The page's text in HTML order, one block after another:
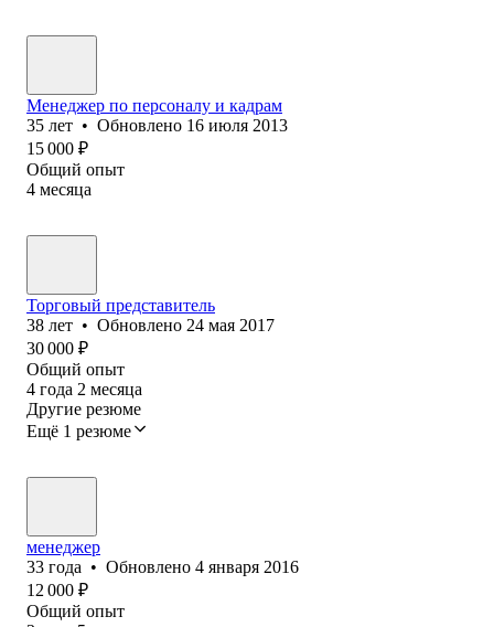
Менеджер по персоналу и кадрам
35 лет • Обновлено 16 июля 2013
15 000 ₽
Общий опыт
4 месяца
Торговый представитель
38 лет • Обновлено 24 мая 2017
30 000 ₽
Общий опыт
4 года 2 месяца
Другие резюме
Ещё 1 резюме
менеджер
33 года • Обновлено 4 января 2016
12 000 ₽
Общий опыт